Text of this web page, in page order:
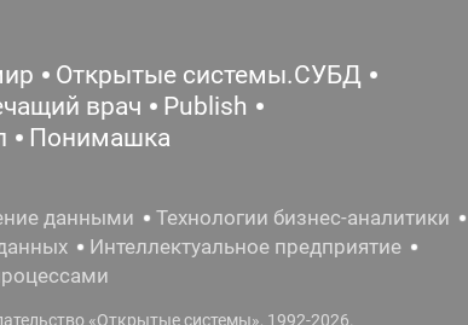
Открытые системы.СУБД
врач
Publish
Понимашка
данными
Технологии бизнес-аналитики
Интеллектуальное предприятие
«Открытые системы», 1992-2026.